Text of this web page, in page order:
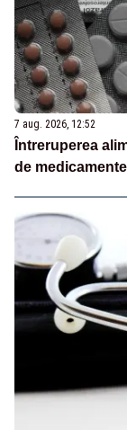
7 aug. 2026, 12:52
Întreruperea
de